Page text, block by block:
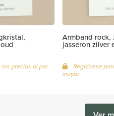
precios al por
Armband rock,
jasseron zilver
Regístrese
mayor